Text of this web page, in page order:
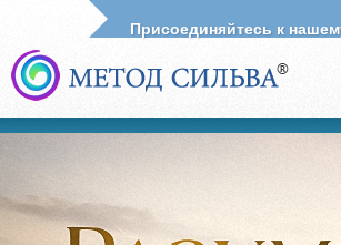
Присоединяйтесь к